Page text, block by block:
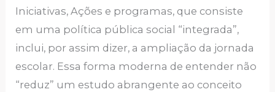
Iniciativas, Ações e programas, que consiste
em uma política pública social “integrada”,
inclui, por assim dizer, a ampliação da jornada
escolar. Essa forma moderna de entender não
“reduz” um estudo abrangente ao conceito